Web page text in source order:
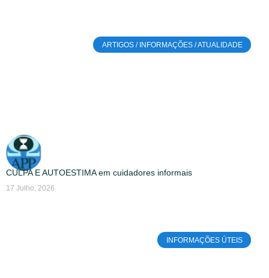
ARTIGOS / INFORMAÇÕES / ATUALIDADE
CULPA E AUTOESTIMA em cuidadores informais
17 Julho, 2026
INFORMAÇÕES ÚTEIS